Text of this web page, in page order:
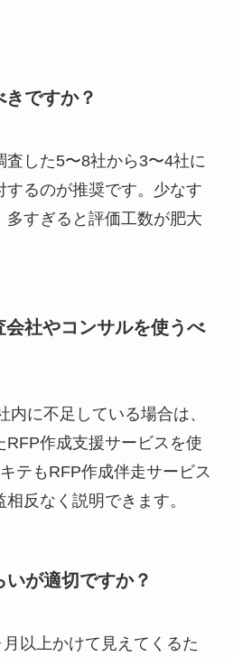
ですか？
査した5〜8社から3〜4社に
するのが推奨です。少なす
多すぎると評価工数が肥大
会社やコンサルを使うべ
内に不足している場合は、
RFP作成支援サービスを使
テもRFP作成伴走サービス
反なく説明できます。
が適切ですか？
以上かけて見えてくるた